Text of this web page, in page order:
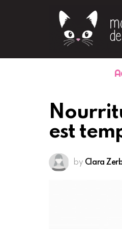
est
by Clara